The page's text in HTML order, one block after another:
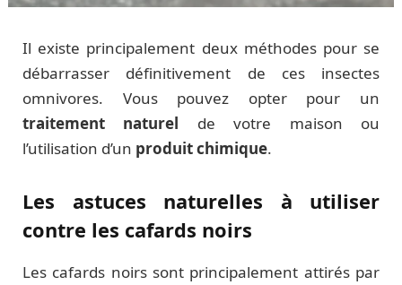
Il existe principalement deux méthodes pour se
débarrasser définitivement de ces insectes
omnivores. Vous pouvez opter pour un
traitement naturel de votre maison ou
l’utilisation d’un produit chimique.
Les astuces naturelles à utiliser
contre les cafards noirs
Les cafards noirs sont principalement attirés par